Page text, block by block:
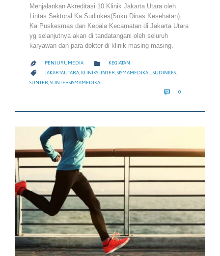
Menjalankan Akreditasi 10 Klinik Jakarta Utara oleh
Lintas Sektoral Ka Sudinkes(Suku Dinas Kesehatan),
Ka Puskesmas dan Kepala Kecamatan di Jakarta Utara
yg selanjutnya akan di tandatangani oleh seluruh
karyawan dan para dokter di klinik masing-masing.
 PENJURUMEDIA  CATEGORY
KEGIATAN
 CATEGORY
JAKARTAUTARA, KLINIKSUNTER,SISMAMEDIKAL,SUDINKES,
SUNTER SUNTERSISMAMEDIKAL
 0